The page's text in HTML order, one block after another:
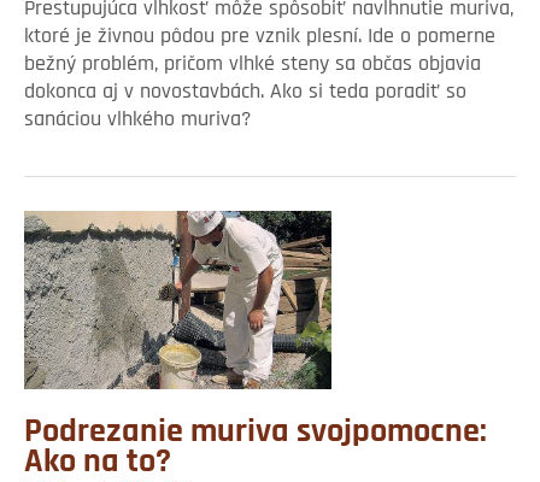
Prestupujúca vlhkosť môže spôsobiť navlhnutie muriva,
ktoré je živnou pôdou pre vznik plesní. Ide o pomerne
bežný problém, pričom vlhké steny sa občas objavia
dokonca aj v novostavbách. Ako si teda poradiť so
sanáciou vlhkého muriva?
Podrezanie muriva svojpomocne:
Ako na to?